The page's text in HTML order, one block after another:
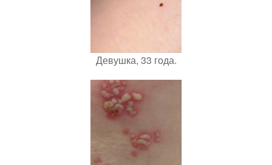
Девушка, 33 года.